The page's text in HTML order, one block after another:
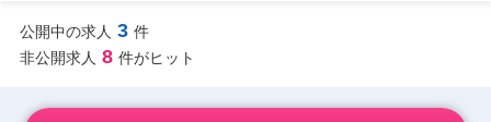
公開中の求人 3 件
非公開求人 8 件がヒット